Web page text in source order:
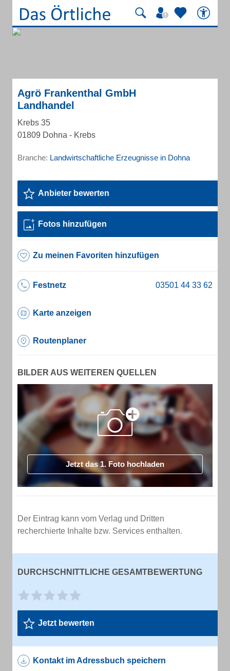
Agrö Frankenthal GmbH
Landhandel
Krebs 35
01809 Dohna - Krebs
Branche: Landwirtschaftliche Erzeugnisse in Dohna
Anbieter bewerten
Fotos hinzufügen
Zu meinen Favoriten hinzufügen
Festnetz
Karte anzeigen
Routenplaner
BILDER AUS WEITEREN QUELLEN
Jetzt das 1. Foto hochladen
Der Eintrag kann vom Verlag und Dritten
recherchierte Inhalte bzw. Services enthalten.
DURCHSCHNITTLICHE GESAMTBEWERTUNG
Jetzt bewerten
Kontakt im Adressbuch speichern